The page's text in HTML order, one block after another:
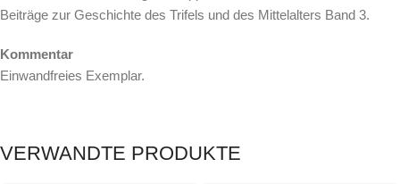
Beiträge zur Geschichte des Trifels und des Mittelalters Band 3.
Kommentar
Einwandfreies Exemplar.
VERWANDTE PRODUKTE